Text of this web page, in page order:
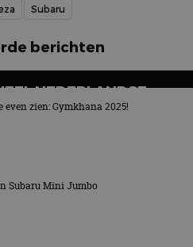
Subaru
berichten
NEDERLANDSE
even zien: Gymkhana 2025!
Subaru Mini Jumbo